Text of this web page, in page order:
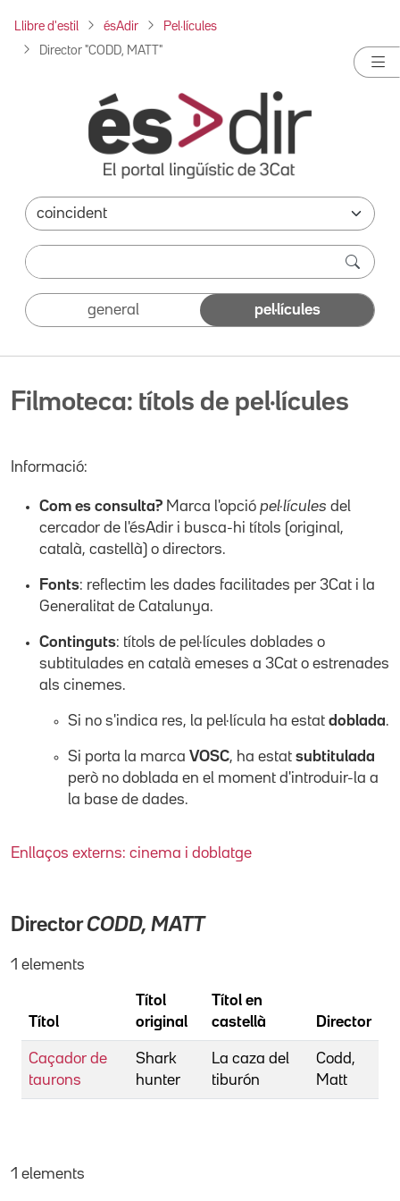
Llibre d'estil ésAdir Pel·lícules
Director "CODD, MATT"
general pel·lícules
Filmoteca: títols de pel·lícules
Informació:
Com es consulta? Marca l'opció pel·lícules del
cercador de l'ésAdir i busca-hi títols (original,
català, castellà) o directors.
Fonts: reflectim les dades facilitades per 3Cat i la
Generalitat de Catalunya.
Continguts: títols de pel·lícules doblades o
subtitulades en català emeses a 3Cat o estrenades
als cinemes.
Si no s'indica res, la pel·lícula ha estat doblada.
Si porta la marca VOSC, ha estat subtitulada
però no doblada en el moment d'introduir-la a
la base de dades.
Enllaços externs: cinema i doblatge
DirectorCODD, MATT
1 elements
Títol
Títol
original
Títol en
castellà
Director
Caçador de
taurons
Shark
hunter
La caza del
tiburón
Codd,
Matt
1 elements